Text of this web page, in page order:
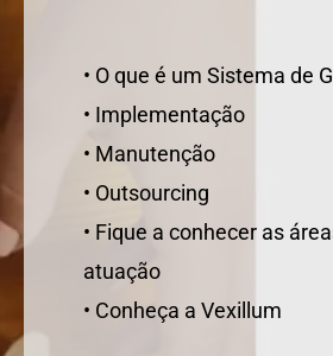
• O que é um Sistema de
• Implementação
• Manutenção
• Outsourcing
• Fique a conhecer as
atuação
• Conheça a Vexillum